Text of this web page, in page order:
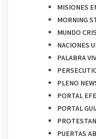
MISIONES
MORNING
MUNDO
NACIONES
PALABRA
PLENO
PORTAL EFE
PORTAL
PUERTAS